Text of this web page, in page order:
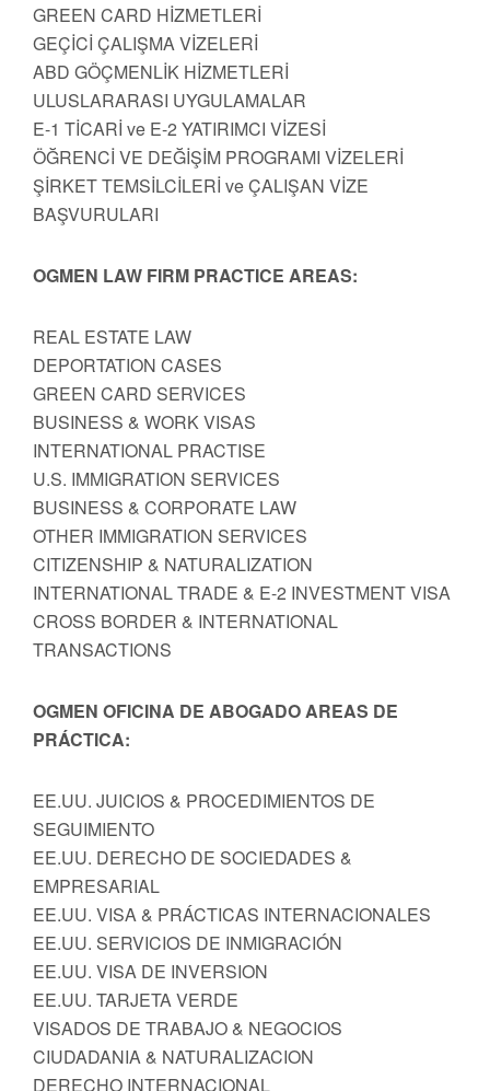
GREEN CARD HİZMETLERİ
GEÇİCİ ÇALIŞMA VİZELERİ
ABD GÖÇMENLİK HİZMETLERİ
ULUSLARARASI UYGULAMALAR
E-1 TİCARİ ve E-2 YATIRIMCI VİZESİ
ÖĞRENCİ VE DEĞİŞİM PROGRAMI VİZELERİ
ŞİRKET TEMSİLCİLERİ ve ÇALIŞAN VİZE
BAŞVURULARI
OGMEN LAW FIRM PRACTICE AREAS:
REAL ESTATE LAW
DEPORTATION CASES
GREEN CARD SERVICES
BUSINESS & WORK VISAS
INTERNATIONAL PRACTISE
U.S. IMMIGRATION SERVICES
BUSINESS & CORPORATE LAW
OTHER IMMIGRATION SERVICES
CITIZENSHIP & NATURALIZATION
INTERNATIONAL TRADE & E-2 INVESTMENT VISA
CROSS BORDER & INTERNATIONAL
TRANSACTIONS
OGMEN OFICINA DE ABOGADO AREAS DE
PRÁCTICA:
EE.UU. JUICIOS & PROCEDIMIENTOS DE
SEGUIMIENTO
EE.UU. DERECHO DE SOCIEDADES &
EMPRESARIAL
EE.UU. VISA & PRÁCTICAS INTERNACIONALES
EE.UU. SERVICIOS DE INMIGRACIÓN
EE.UU. VISA DE INVERSION
EE.UU. TARJETA VERDE
VISADOS DE TRABAJO & NEGOCIOS
CIUDADANIA & NATURALIZACION
DERECHO INTERNACIONAL